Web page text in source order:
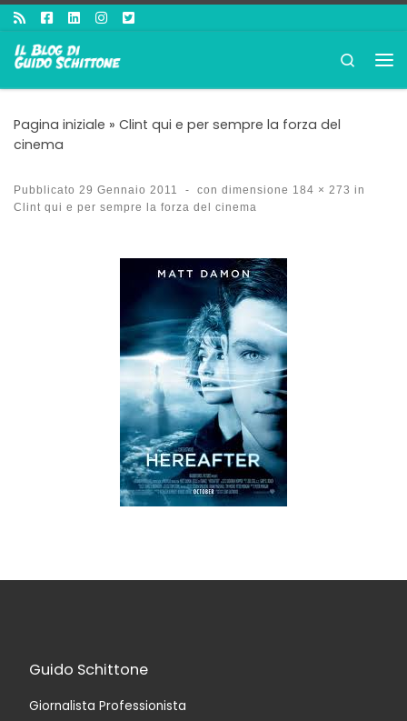
Passa al contenuto
Search
Pagina iniziale » Clint qui e per sempre la forza del
cinema
Pubblicato 29 Gennaio 2011 - con dimensione 184 × 273 in
Clint qui e per sempre la forza del cinema
Navigazione immagini
Guido Schittone
Giornalista Professionista